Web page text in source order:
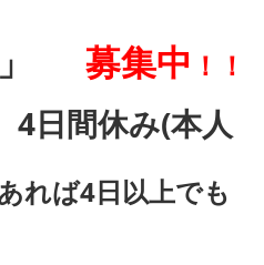
募集中 ！！
間休み(本人
ヶ月。
れば4日以上でも